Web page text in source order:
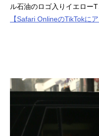
ル石油のロゴ入りイエローT
【Safari OnlineのTikTokに